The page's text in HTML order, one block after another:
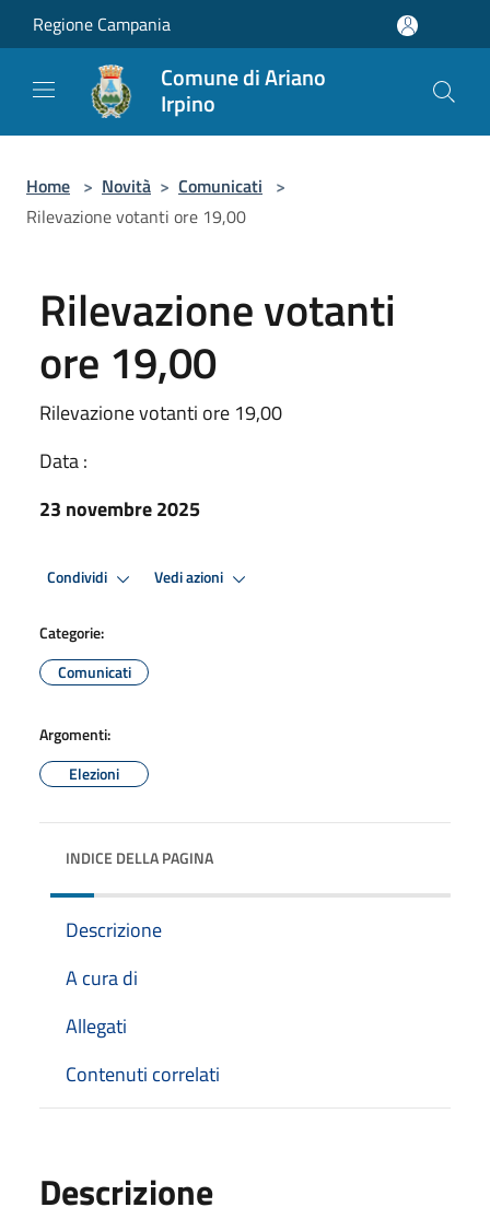
Salta al contenuto principale
Regione Campania
Comune di Ariano
Irpino
Home > Novità > Comunicati >
Rilevazione votanti ore 19,00
Rilevazione votanti
ore 19,00
Rilevazione votanti ore 19,00
Data :
23 novembre 2025
Condividi Vedi azioni
Categorie:
Comunicati
Argomenti:
Elezioni
INDICE DELLA PAGINA
Descrizione
A cura di
Allegati
Contenuti correlati
Descrizione